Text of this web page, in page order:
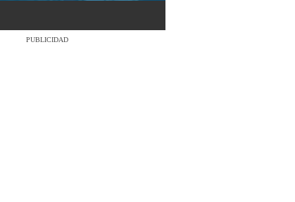
PUBLICIDAD